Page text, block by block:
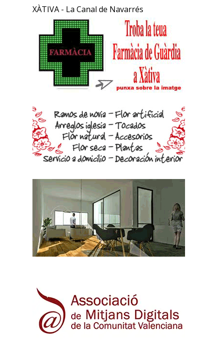
XÀTIVA - La Canal de Navarrés